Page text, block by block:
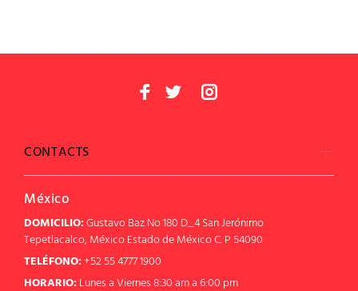
CONTACTS
México
DOMICILIO:Gustavo Baz No 180 D_4 San Jerónimo
Tepetlacalco, México Estado de México C. P 54090
TELÉFONO:+52 55 4777 1900
HORARIO: Lunes a Viernes 8:30 am a 6:00 pm